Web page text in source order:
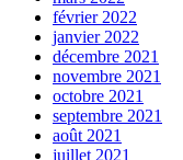
février 2022
janvier 2022
décembre 2021
novembre 2021
octobre 2021
septembre 2021
août 2021
juillet 2021